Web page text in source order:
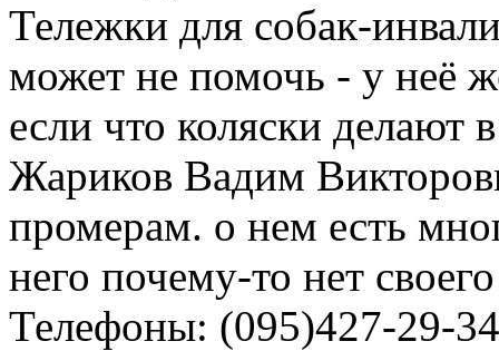
Тележки для собак-
может не помочь - у неё
если что коляски делают
Жариков Вадим
промерам. о нем есть
него почему-то нет
Телефоны: (095)427-29-